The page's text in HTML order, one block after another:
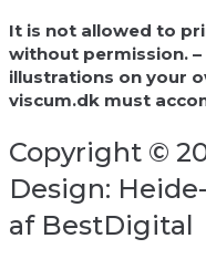
It is not allowed to
without permission.
illustrations on your
viscum.dk must
Copyright ©
Design:
af BestDigital